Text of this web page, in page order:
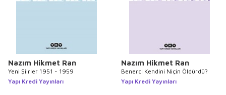
Nazım Hikmet Ran
Yeni Şiirler 1951 - 1959
Yapı Kredi Yayınları
Nazım Hikmet Ran
Benerci Kendini Niçin Öldürdü?
Yapı Kredi Yayınları